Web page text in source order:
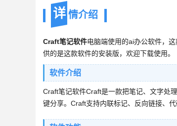
详 情介绍
Craft笔记软件电脑端使用的ai办公软件，
供的是这款软件的安装版，欢迎下载使用。
软件介绍
Craft笔记软件Craft是一款把笔记、文字处
键分享。Craft支持内联标记、反向链接、